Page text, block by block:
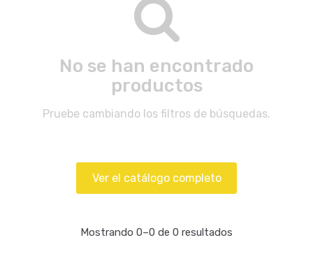
No se han encontrado
productos
Pruebe cambiando los filtros de búsquedas.
Ver el catálogo completo
Mostrando 0–0 de 0 resultados